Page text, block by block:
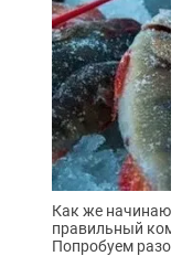
Как же
правильный
Попробуем